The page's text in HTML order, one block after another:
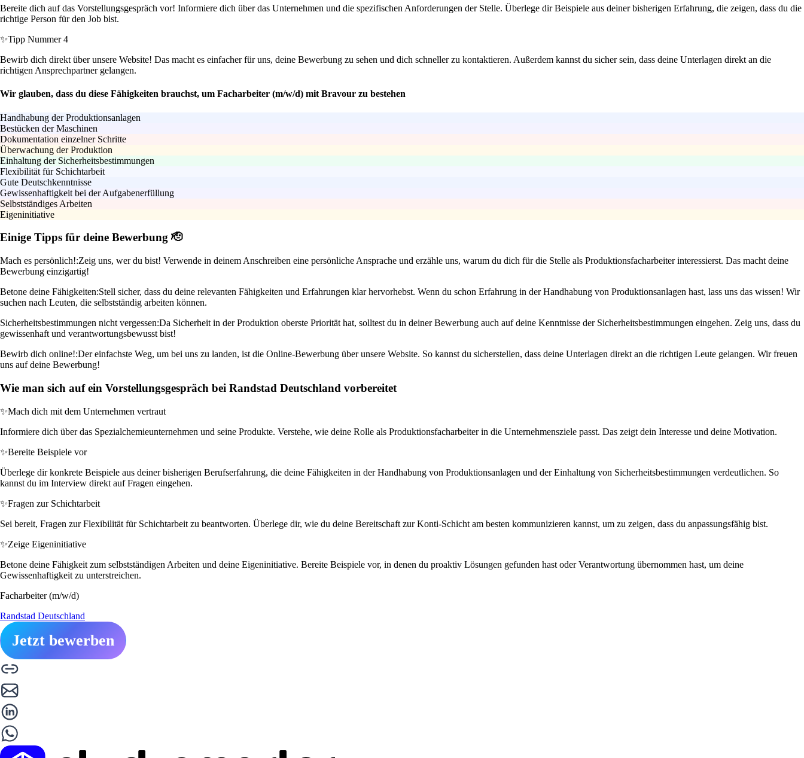
Bereite dich auf das Vorstellungsgespräch vor! Informiere dich über das Unternehmen und die spezifischen Anforderungen der Stelle. Überlege dir Beispiele aus deiner bisherigen Erfahrung, die zeigen, dass du die
richtige Person für den Job bist.
✨Tipp Nummer 4
Bewirb dich direkt über unsere Website! Das macht es einfacher für uns, deine Bewerbung zu sehen und dich schneller zu kontaktieren. Außerdem kannst du sicher sein, dass deine Unterlagen direkt an die
richtigen Ansprechpartner gelangen.
Wir glauben, dass du diese Fähigkeiten brauchst, um Facharbeiter (m/w/d) mit Bravour zu bestehen
Handhabung der Produktionsanlagen
Bestücken der Maschinen
Dokumentation einzelner Schritte
Überwachung der Produktion
Einhaltung der Sicherheitsbestimmungen
Flexibilität für Schichtarbeit
Gute Deutschkenntnisse
Gewissenhaftigkeit bei der Aufgabenerfüllung
Selbstständiges Arbeiten
Eigeninitiative
Einige Tipps für deine Bewerbung 🫡
Mach es persönlich!:Zeig uns, wer du bist! Verwende in deinem Anschreiben eine persönliche Ansprache und erzähle uns, warum du dich für die Stelle als Produktionsfacharbeiter interessierst. Das macht deine
Bewerbung einzigartig!
Betone deine Fähigkeiten:Stell sicher, dass du deine relevanten Fähigkeiten und Erfahrungen klar hervorhebst. Wenn du schon Erfahrung in der Handhabung von Produktionsanlagen hast, lass uns das wissen! Wir
suchen nach Leuten, die selbstständig arbeiten können.
Sicherheitsbestimmungen nicht vergessen:Da Sicherheit in der Produktion oberste Priorität hat, solltest du in deiner Bewerbung auch auf deine Kenntnisse der Sicherheitsbestimmungen eingehen. Zeig uns, dass du
gewissenhaft und verantwortungsbewusst bist!
Bewirb dich online!:Der einfachste Weg, um bei uns zu landen, ist die Online-Bewerbung über unsere Website. So kannst du sicherstellen, dass deine Unterlagen direkt an die richtigen Leute gelangen. Wir freuen
uns auf deine Bewerbung!
Wie man sich auf ein Vorstellungsgespräch bei Randstad Deutschland vorbereitet
✨Mach dich mit dem Unternehmen vertraut
Informiere dich über das Spezialchemieunternehmen und seine Produkte. Verstehe, wie deine Rolle als Produktionsfacharbeiter in die Unternehmensziele passt. Das zeigt dein Interesse und deine Motivation.
✨Bereite Beispiele vor
Überlege dir konkrete Beispiele aus deiner bisherigen Berufserfahrung, die deine Fähigkeiten in der Handhabung von Produktionsanlagen und der Einhaltung von Sicherheitsbestimmungen verdeutlichen. So
kannst du im Interview direkt auf Fragen eingehen.
✨Fragen zur Schichtarbeit
Sei bereit, Fragen zur Flexibilität für Schichtarbeit zu beantworten. Überlege dir, wie du deine Bereitschaft zur Konti-Schicht am besten kommunizieren kannst, um zu zeigen, dass du anpassungsfähig bist.
✨Zeige Eigeninitiative
Betone deine Fähigkeit zum selbstständigen Arbeiten und deine Eigeninitiative. Bereite Beispiele vor, in denen du proaktiv Lösungen gefunden hast oder Verantwortung übernommen hast, um deine
Gewissenhaftigkeit zu unterstreichen.
Facharbeiter (m/w/d)
Randstad Deutschland
Jetzt bewerben